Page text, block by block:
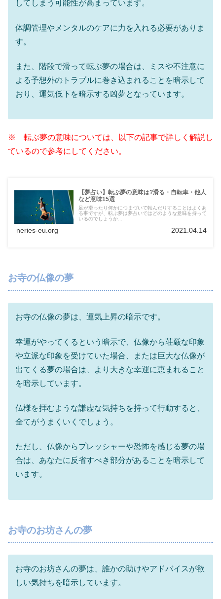
してしまう可能性が高まっています。
体調管理やメンタルのケアに力を入れる必要がありま
す。
また、階段で滑って転ぶ夢の場合は、ミスや不注意に
よる予想外のトラブルに巻き込まれることを暗示して
おり、運気低下を暗示する凶夢となっています。
※ 転ぶ夢の意味については、以下の記事で詳しく解説し
ているので参考にしてください。
【夢占い】転ぶ夢の意味は?滑る・自転車・他人
など意味15選
足が滑ったり何かにつまづいて転んだりすることはよくあ
る事ですが、転ぶ夢は夢占いではどのような意味を持って
いるのでしょうか...
neries-eu.org 2021.04.14
お寺の仏像の夢
お寺の仏像の夢は、運気上昇の暗示です。
幸運がやってくるという暗示で、仏像から荘厳な印象
や立派な印象を受けていた場合、または巨大な仏像が
出てくる夢の場合は、より大きな幸運に恵まれること
を暗示しています。
仏様を拝むような謙虚な気持ちを持って行動すると、
全てがうまくいくでしょう。
ただし、仏像からプレッシャーや恐怖を感じる夢の場
合は、あなたに反省すべき部分があることを暗示して
います。
お寺のお坊さんの夢
お寺のお坊さんの夢は、誰かの助けやアドバイスが欲
しい気持ちを暗示しています。